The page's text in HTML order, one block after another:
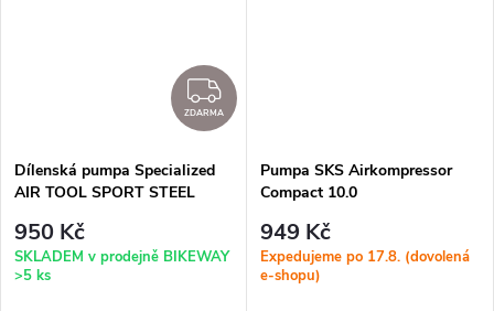
ZDARMA
ZDARMA
Dílenská pumpa Specialized
AIR TOOL SPORT STEEL
950 Kč
SKLADEM v prodejně BIKEWAY
>5 ks
Pumpa SKS Airkompressor
Compact 10.0
949 Kč
Expedujeme po 17.8. (dovolená
e-shopu)